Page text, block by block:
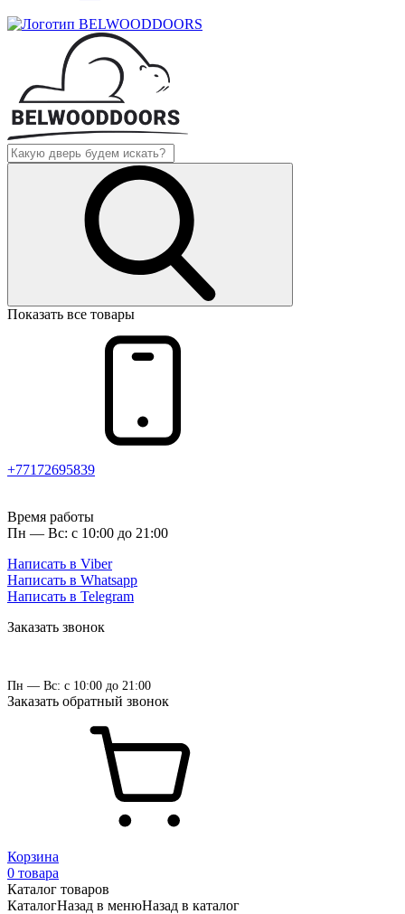
Показать все товары
+77172695839
Время работы
Пн — Вс: с 10:00 до 21:00
Написать в Viber
Написать в Whatsapp
Написать в Telegram
Заказать звонок
Пн — Вс: с 10:00 до 21:00
Заказать обратный звонок
Корзина
0 товара
Каталог товаров
КаталогНазад в менюНазад в каталог